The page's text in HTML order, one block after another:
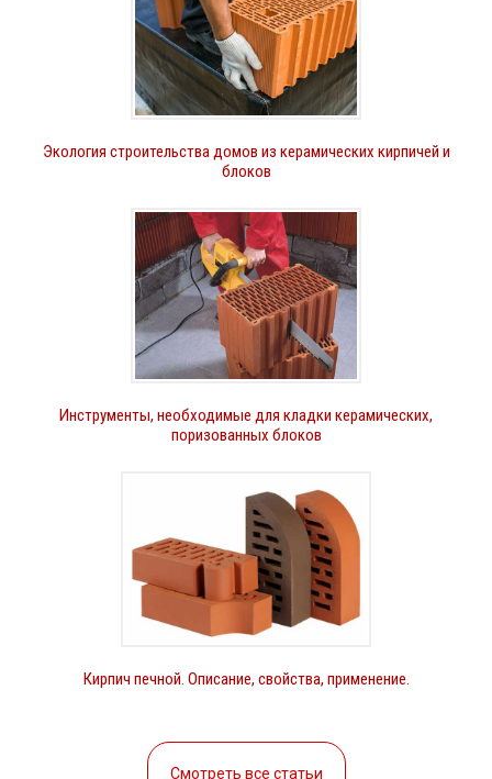
Экология строительства домов из керамических кирпичей и
блоков
Инструменты, необходимые для кладки керамических,
поризованных блоков
Кирпич печной. Описание, свойства, применение.
Смотреть все статьи